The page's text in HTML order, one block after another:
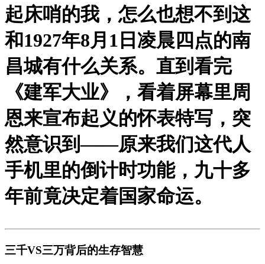
起床哨的我，怎么也想不到这
和1927年8月1日凌晨四点的南
昌城有什么关系。直到看完
《建军大业》，看着屏幕里周
恩来宣布起义的怀表特写，突
然意识到——原来我们这代人
手机里的倒计时功能，九十多
年前竟决定着国家命运。
三千VS三万背后的生存智慧